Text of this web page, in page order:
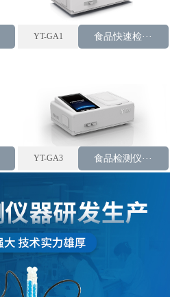
YT-GA1 食品快速检···
YT-GA3 食品检测仪···